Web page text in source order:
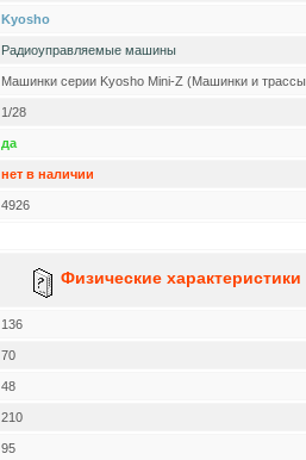
Kyosho
Радиоуправляемые машины
Машинки серии Kyosho Mini-Z (Машинки и
1/28
да
нет в наличии
4926
Физические характеристики
136
70
48
210
95